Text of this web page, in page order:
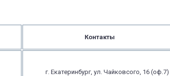
Контакты
г. Екатеринбург, ул. Чайковсого, 16 (оф.7)